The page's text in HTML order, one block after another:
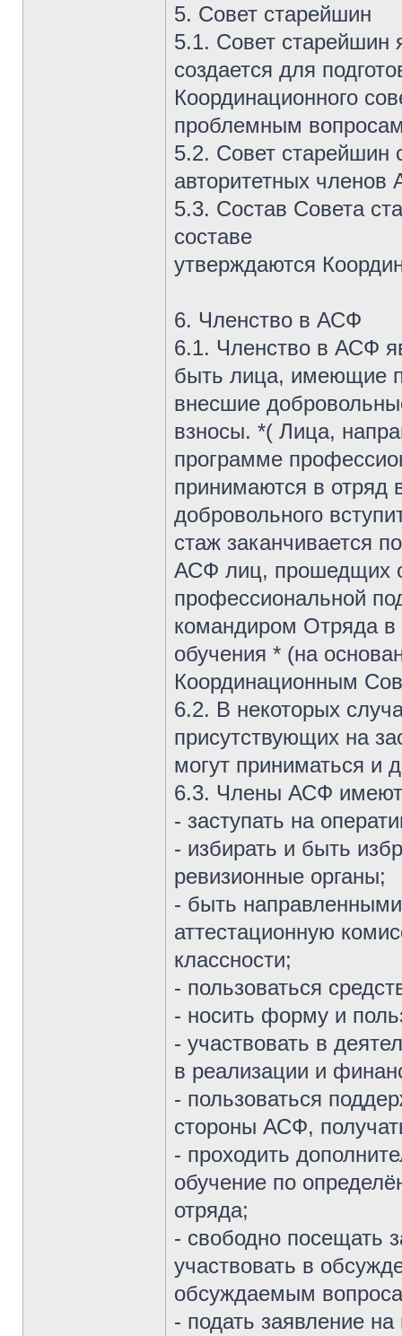
5. Совет старейшин
5.1. Совет старейшин
создается для
Координационного
проблемным
5.2. Совет старейшин
авторитетных
5.3. Состав Совета
составе
утверждаются
6. Членство в АСФ
6.1. Членство в АСФ
быть лица, имеющие
внесшие
взносы. *( Лица,
программе
принимаются в отряд
добровольного
стаж заканчивается
АСФ лиц, прошедщих
профессиональной
командиром Отряда в
обучения * (на
Координационным
6.2. В некоторых
присутствующих на
могут приниматься и
6.3. Члены АСФ
- заступать на
- избирать и быть
ревизионные органы;
- быть
аттестационную
классности;
- пользоваться
- носить форму и
- участвовать в
в реализации и
- пользоваться
стороны АСФ,
- проходить
обучение по
отряда;
- свободно посещать
участвовать в
обсуждаемым
- подать заявление